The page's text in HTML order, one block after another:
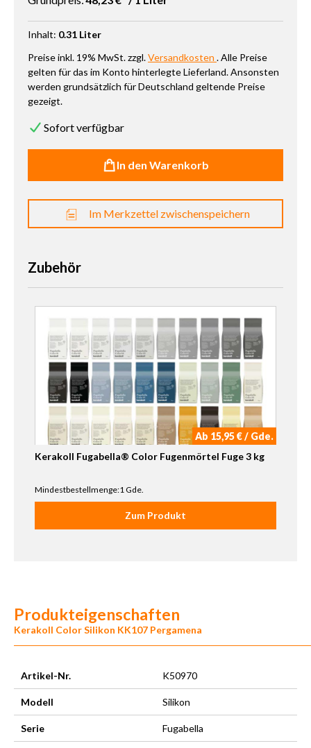
Inhalt: 0.31 Liter
Preise inkl. 19% MwSt. zzgl.Versandkosten . Alle Preise
gelten für das im Konto hinterlegte Lieferland. Ansonsten
werden grundsätzlich für Deutschland geltende Preise
gezeigt.
Sofort verfügbar
In den Warenkorb
Im Merkzettel zwischenspeichern
Zubehör
Ab 15,95 € / Gde.
Kerakoll Fugabella® Color Fugenmörtel Fuge 3 kg
Mindestbestellmenge:1 Gde.
Zum Produkt
Produkteigenschaften
Kerakoll Color Silikon KK107 Pergamena
Artikel-Nr. K50970
Modell Silikon
Serie Fugabella